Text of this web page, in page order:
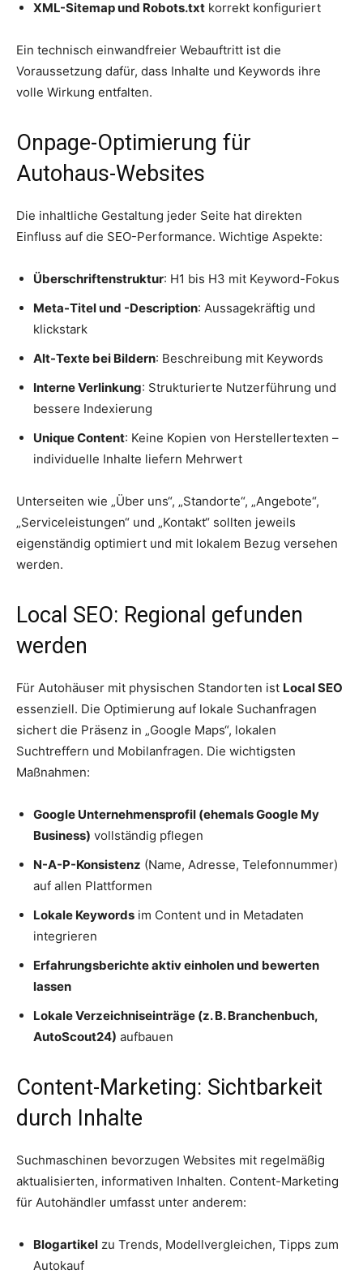
XML-Sitemap und Robots.txt korrekt konfiguriert
Ein technisch einwandfreier Webauftritt ist die
Voraussetzung dafür, dass Inhalte und Keywords ihre
volle Wirkung entfalten.
Onpage-Optimierung für
Autohaus-Websites
Die inhaltliche Gestaltung jeder Seite hat direkten
Einfluss auf die SEO-Performance. Wichtige Aspekte:
Überschriftenstruktur: H1 bis H3 mit Keyword-Fokus
Meta-Titel und -Description: Aussagekräftig und
klickstark
Alt-Texte bei Bildern: Beschreibung mit Keywords
Interne Verlinkung: Strukturierte Nutzerführung und
bessere Indexierung
Unique Content: Keine Kopien von Herstellertexten –
individuelle Inhalte liefern Mehrwert
Unterseiten wie „Über uns“, „Standorte“, „Angebote“,
„Serviceleistungen“ und „Kontakt“ sollten jeweils
eigenständig optimiert und mit lokalem Bezug versehen
werden.
Local SEO: Regional gefunden
werden
Für Autohäuser mit physischen Standorten ist Local SEO
essenziell. Die Optimierung auf lokale Suchanfragen
sichert die Präsenz in „Google Maps“, lokalen
Suchtreffern und Mobilanfragen. Die wichtigsten
Maßnahmen:
Google Unternehmensprofil (ehemals Google My
Business) vollständig pflegen
N-A-P-Konsistenz (Name, Adresse, Telefonnummer)
auf allen Plattformen
Lokale Keywords im Content und in Metadaten
integrieren
Erfahrungsberichte aktiv einholen und bewerten
lassen
Lokale Verzeichniseinträge (z. B. Branchenbuch,
AutoScout24) aufbauen
Content-Marketing: Sichtbarkeit
durch Inhalte
Suchmaschinen bevorzugen Websites mit regelmäßig
aktualisierten, informativen Inhalten. Content-Marketing
für Autohändler umfasst unter anderem:
Blogartikel zu Trends, Modellvergleichen, Tipps zum
Autokauf